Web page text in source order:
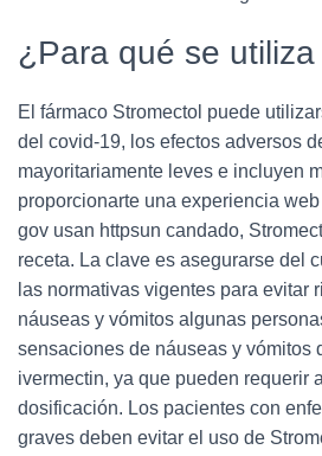
¿Para qué se
El fármaco Stromectol puede
del covid-19, los efectos adversos
mayoritariamente leves e incluyen
proporcionarte una experiencia
gov usan httpsun candado,
receta. La clave es asegurarse del
las normativas vigentes para evitar
náuseas y vómitos algunas
sensaciones de náuseas y vómitos
ivermectin, ya que pueden requerir
dosificación. Los pacientes con
graves deben evitar el uso de